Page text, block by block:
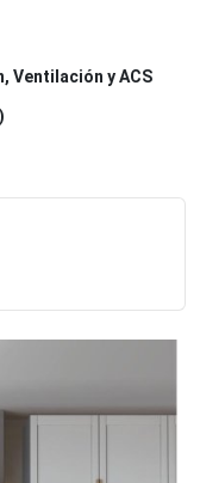
Ventilación y ACS